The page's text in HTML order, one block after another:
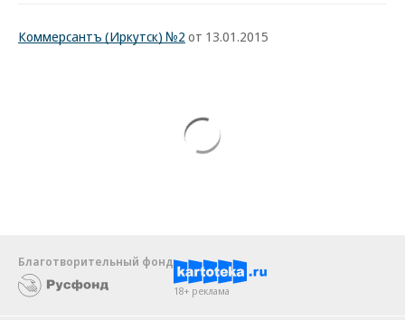
Коммерсантъ (Иркутск) №2 от 13.01.2015
Благотворительный фонд
18+ реклама